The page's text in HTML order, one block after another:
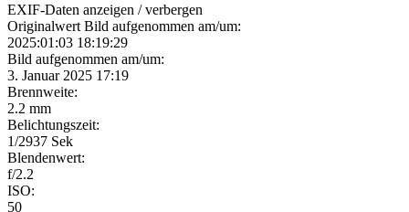
EXIF-Daten anzeigen / verbergen
Originalwert Bild aufgenommen am/um:
2025:01:03 18:19:29
Bild aufgenommen am/um:
3. Januar 2025 17:19
Brennweite:
2.2 mm
Belichtungszeit:
1/2937 Sek
Blendenwert:
f/2.2
ISO:
50